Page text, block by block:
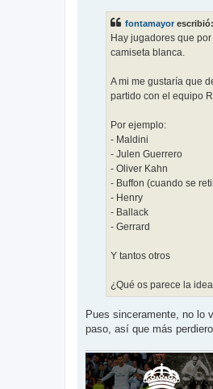
fontamayor escribió:
Hay jugadores que
camiseta blanca.
A mi me gustaría que
partido con el equipo
Por ejemplo:
- Maldini
- Julen Guerrero
- Oliver Kahn
- Buffon (cuando se
- Henry
- Ballack
- Gerrard
Y tantos otros
¿Qué os parece la
Pues sinceramente, no lo
paso, así que más